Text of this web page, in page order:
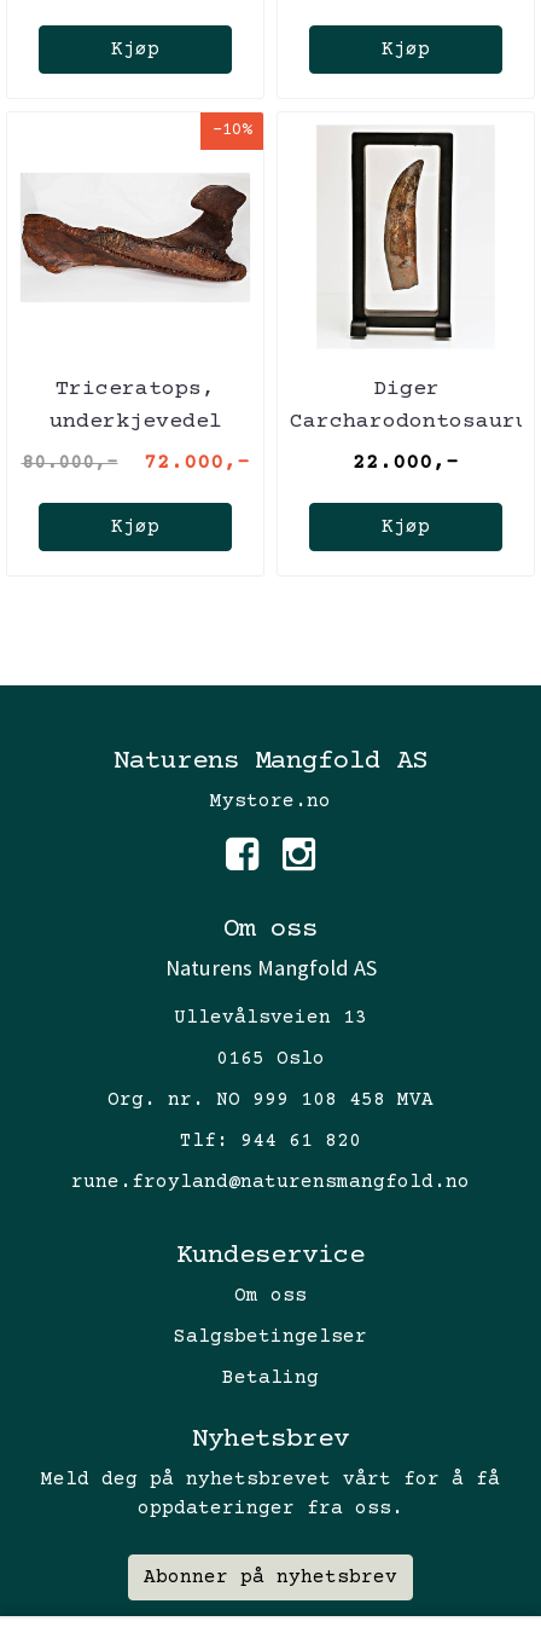
Kjøp Kjøp
-10%
Triceratops,
underkjevedel
(Wyoming, USA)
80.000,- 72.000,-
Kjøp
Diger
tann! 12,2 cm
22.000,-
Kjøp
Naturens Mangfold AS
Mystore.no
Om oss
Naturens Mangfold AS
Ullevålsveien 13
0165 Oslo
Org. nr. NO 999 108 458 MVA
Tlf: 944 61 820
rune.froyland@naturensmangfold.no
Kundeservice
Om oss
Salgsbetingelser
Betaling
Nyhetsbrev
Meld deg på nyhetsbrevet vårt for å få
oppdateringer fra oss.
Abonner på nyhetsbrev